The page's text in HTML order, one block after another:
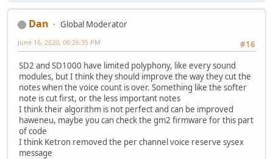
Dan
Global Moderator
#16
June 16, 2020, 06:26:35 PM
SD2 and SD1000 have limited polyphony, like every sound
modules, but I think they should improve the way they cut the
notes when the voice count is over. Something like the softer
note is cut first, or the less important notes
I think their algorithm is not perfect and can be improved
haweneu, maybe you can check the gm2 firmware for this part
of code
I think Ketron removed the per channel voice reserve sysex
message